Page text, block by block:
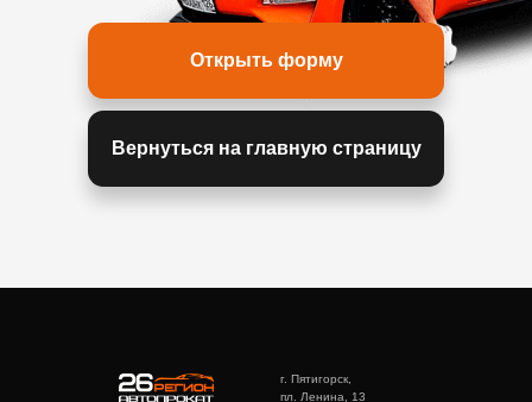
Открыть форму
Вернуться на главную страницу
г. Пятигорск,
пл. Ленина, 13